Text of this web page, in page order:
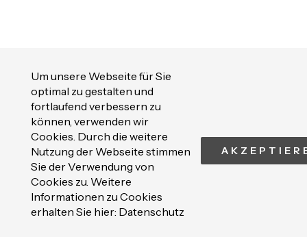
Um unsere Webseite für Sie
optimal zu gestalten und
fortlaufend verbessern zu
können, verwenden wir
Cookies. Durch die weitere
Nutzung der Webseite stimmen
Sie der Verwendung von
Cookies zu. Weitere
Informationen zu Cookies
erhalten Sie hier: Datenschutz